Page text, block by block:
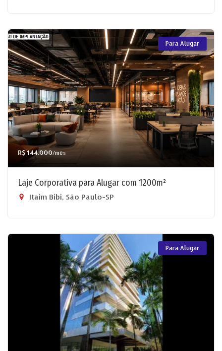
Para Alugar
R$ 144.000/mês
Laje Corporativa para Alugar com 1200m²
Itaim Bibi, São Paulo-SP
Para Alugar